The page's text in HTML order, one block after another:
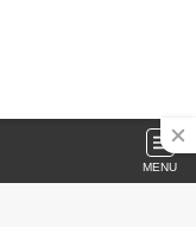
MENU